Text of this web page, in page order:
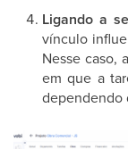
Ligando a
vínculo
Nesse caso,
em que a
dependendo